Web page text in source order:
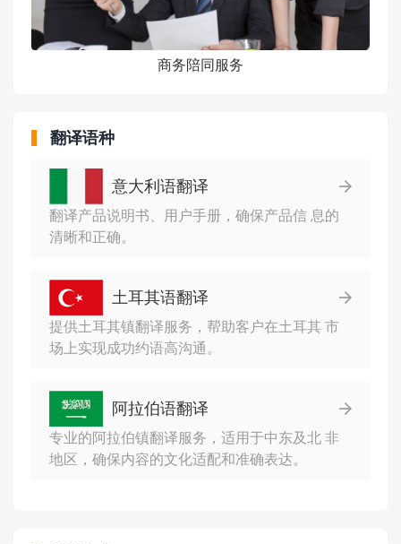
商务陪同服务
翻译语种
意大利语翻译
翻译产品说明书、用户手册，确保产品信 息的
清晰和正确。
土耳其语翻译
提供土耳其镇翻译服务，帮助客户在土耳其 市
场上实现成功约语高沟通。
阿拉伯语翻译
专业的阿拉伯镇翻译服务，适用于中东及北 非
地区，确保内容的文化适配和准确表达。